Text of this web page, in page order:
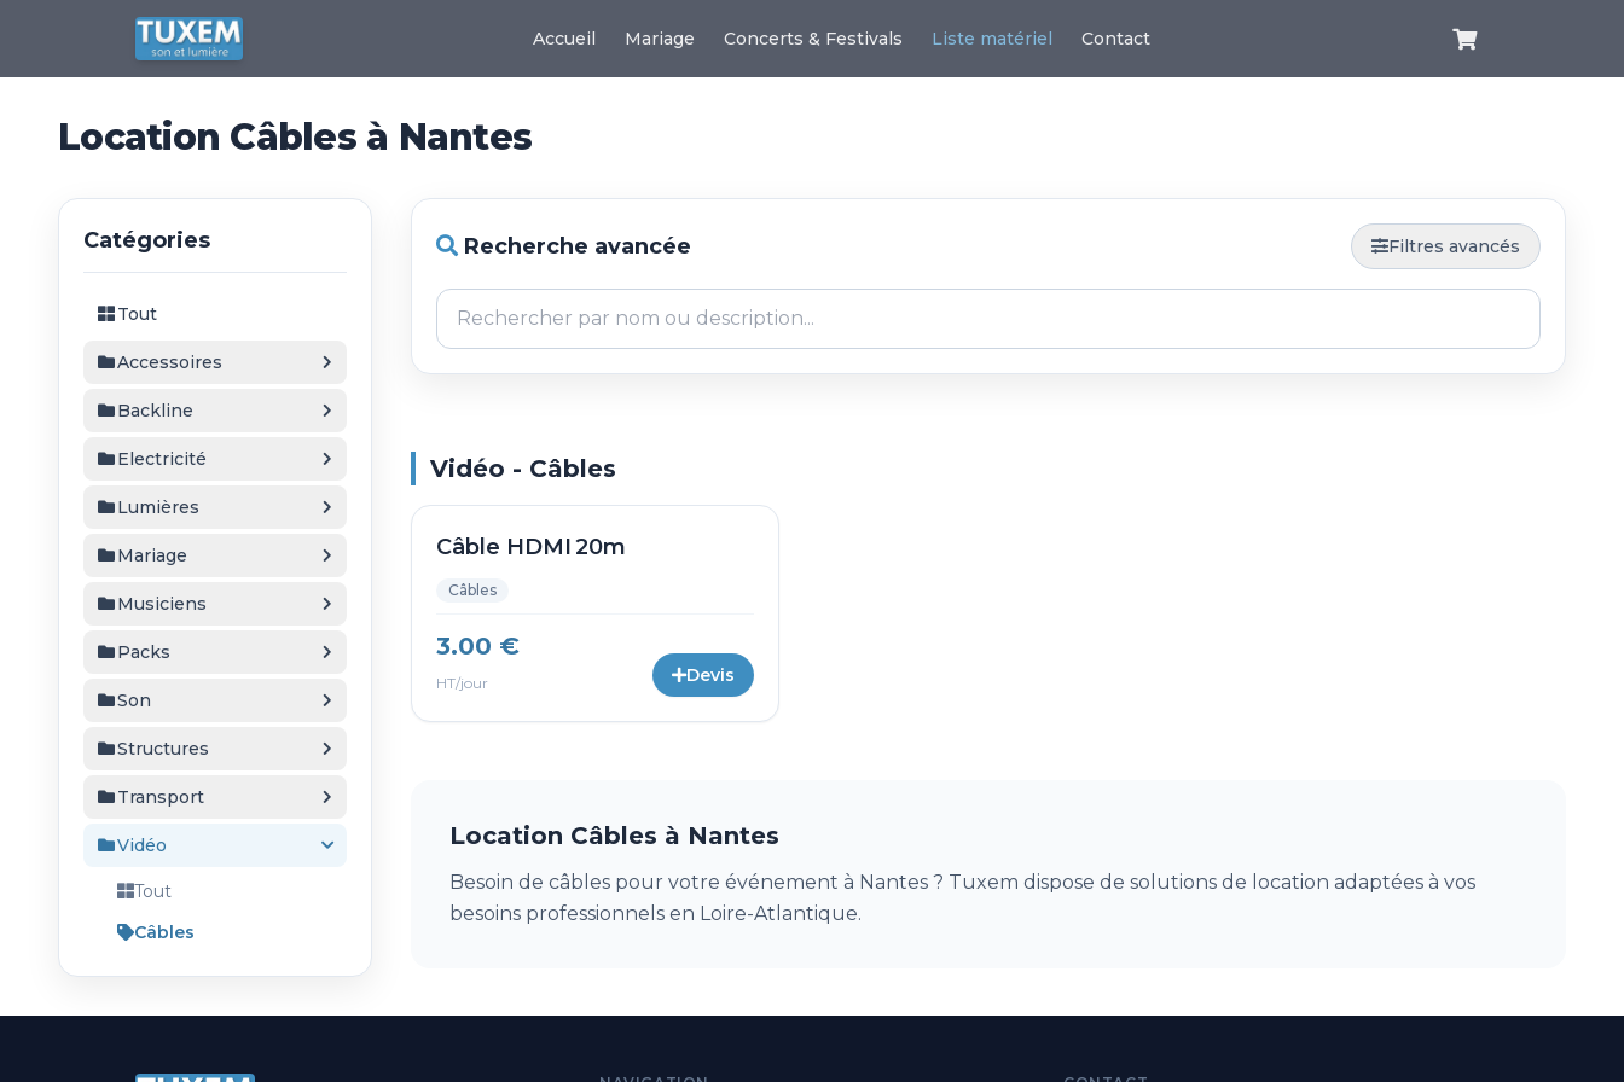
Accueil Mariage Concerts & Festivals Liste matériel Contact
Location Câbles à Nantes
Catégories
Tout
Accessoires
Backline
Electricité
Lumières
Mariage
Musiciens
Packs
Son
Structures
Transport
Vidéo
Tout
Câbles
Recherche avancée Filtres avancés
Vidéo - Câbles
Câble HDMI 20m
Câbles
3.00 €
HT/jour Devis
Location Câbles à Nantes
Besoin de câbles pour votre événement à Nantes ? Tuxem dispose de solutions de location adaptées à vos
besoins professionnels en Loire-Atlantique.